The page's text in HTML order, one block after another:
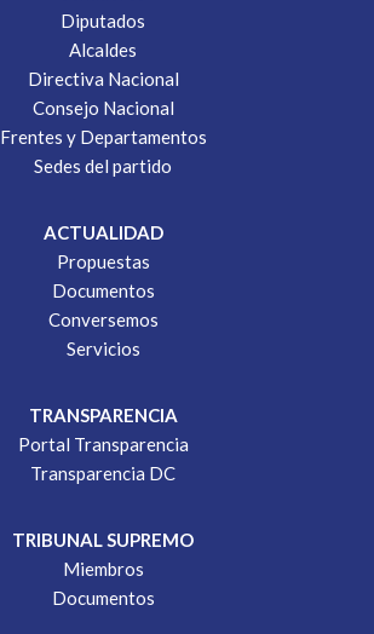
Diputados
Alcaldes
Directiva Nacional
Consejo Nacional
Frentes y Departamentos
Sedes del partido
ACTUALIDAD
Propuestas
Documentos
Conversemos
Servicios
TRANSPARENCIA
Portal Transparencia
Transparencia DC
TRIBUNAL SUPREMO
Miembros
Documentos